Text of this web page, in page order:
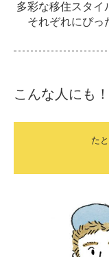
多彩な移住スタイ
それぞれにぴっ
こんな人にも！
た